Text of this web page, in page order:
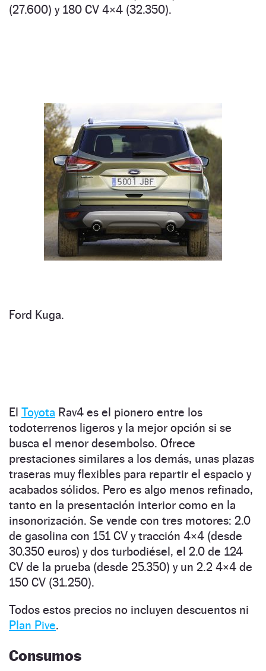
(27.600) y 180 CV 4×4 (32.350).
Ford Kuga.
El Toyota Rav4 es el pionero entre los
todoterrenos ligeros y la mejor opción si se
busca el menor desembolso. Ofrece
prestaciones similares a los demás, unas plazas
traseras muy flexibles para repartir el espacio y
acabados sólidos. Pero es algo menos refinado,
tanto en la presentación interior como en la
insonorización. Se vende con tres motores: 2.0
de gasolina con 151 CV y tracción 4×4 (desde
30.350 euros) y dos turbodiésel, el 2.0 de 124
CV de la prueba (desde 25.350) y un 2.2 4×4 de
150 CV (31.250).
Todos estos precios no incluyen descuentos ni
Plan Pive.
Consumos